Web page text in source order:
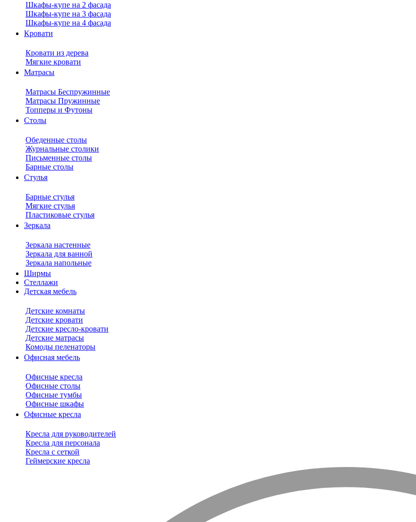
Шкафы-купе на 2 фасада
Шкафы-купе на 3 фасада
Шкафы-купе на 4 фасада
Кровати
Кровати из дерева
Мягкие кровати
Матрасы
Матрасы Беспружинные
Матрасы Пружинные
Топперы и Футоны
Столы
Обеденные столы
Журнальные столики
Письменные столы
Барные столы
Стулья
Барные стулья
Мягкие стулья
Пластиковые стулья
Зеркала
Зеркала настенные
Зеркала для ванной
Зеркала напольные
Ширмы
Стеллажи
Детская мебель
Детские комнаты
Детские кровати
Детские кресло-кровати
Детские матрасы
Комоды пеленаторы
Офисная мебель
Офисные кресла
Офисные столы
Офисные тумбы
Офисные шкафы
Офисные кресла
Кресла для руководителей
Кресла для персонала
Кресла с сеткой
Геймерские кресла